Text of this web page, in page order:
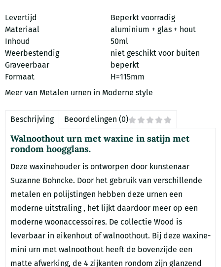
Levertijd
Beperkt voorradig
Materiaal
aluminium + glas + hout
Inhoud
50ml
Weerbestendig
niet geschikt voor buiten
Graveerbaar
beperkt
Formaat
H=115mm
Meer van Metalen urnen in Moderne style
Beschrijving Beoordelingen (0)
Walnoothout urn met waxine in satijn met
rondom hoogglans.
Deze waxinehouder is ontworpen door kunstenaar
Suzanne Bohncke. Door het gebruik van verschillende
metalen en polijstingen hebben deze urnen een
moderne uitstraling , het lijkt daardoor meer op een
moderne woonaccessoires. De collectie Wood is
leverbaar in eikenhout of walnoothout. Bij deze waxine-
mini urn met walnoothout heeft de bovenzijde een
matte afwerking, de 4 zijkanten rondom zijn glanzend